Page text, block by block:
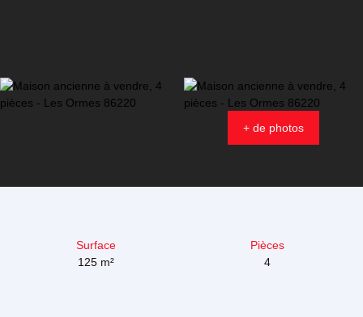
+ de photos
Surface
125 m²
Pièces
4